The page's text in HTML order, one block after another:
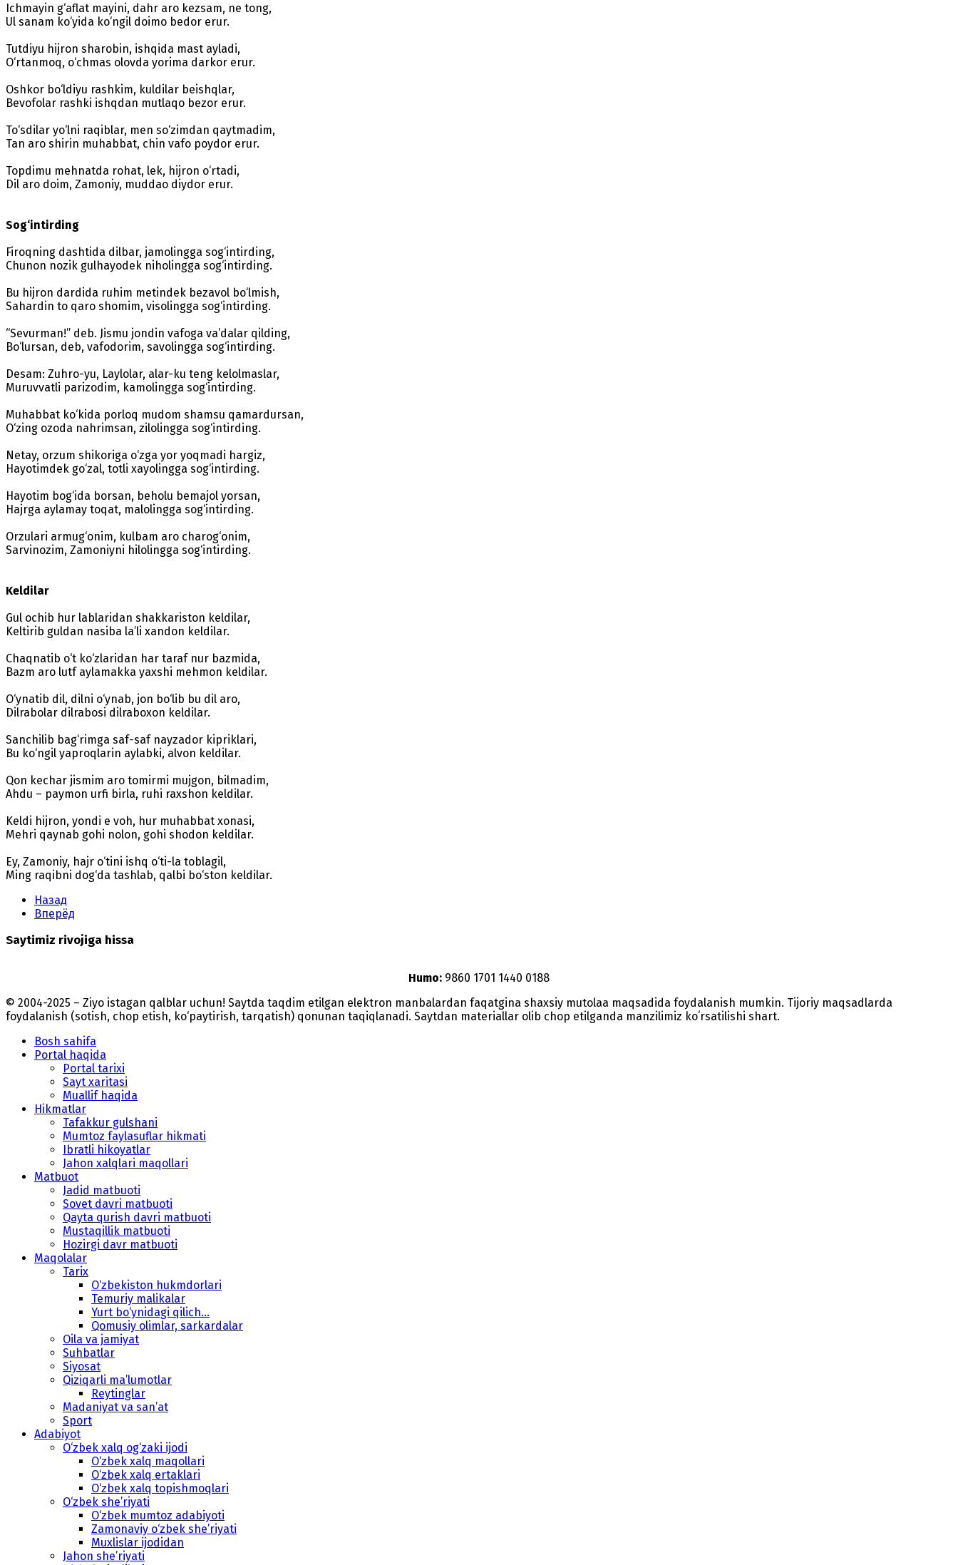
Ichmayin g‘aflat mayini, dahr aro kezsam, ne tong,
Ul sanam ko‘yida ko‘ngil doimo bedor erur.
Tutdiyu hijron sharobin, ishqida mast ayladi,
O‘rtanmoq, o‘chmas olovda yorima darkor erur.
Oshkor bo‘ldiyu rashkim, kuldilar beishqlar,
Bevofolar rashki ishqdan mutlaqo bezor erur.
To‘sdilar yo‘lni raqiblar, men so‘zimdan qaytmadim,
Tan aro shirin muhabbat, chin vafo poydor erur.
Topdimu mehnatda rohat, lek, hijron o‘rtadi,
Dil aro doim, Zamoniy, muddao diydor erur.
Sog‘intirding
Firoqning dashtida dilbar, jamolingga sog‘intirding,
Chunon nozik gulhayodek niholingga sog‘intirding.
Bu hijron dardida ruhim metindek bezavol bo‘lmish,
Sahardin to qaro shomim, visolingga sog‘intirding.
“Sevurman!” deb. Jismu jondin vafoga va’dalar qilding,
Bo‘lursan, deb, vafodorim, savolingga sog‘intirding.
Desam: Zuhro-yu, Laylolar, alar-ku teng kelolmaslar,
Muruvvatli parizodim, kamolingga sog‘intirding.
Muhabbat ko‘kida porloq mudom shamsu qamardursan,
O‘zing ozoda nahrimsan, zilolingga sog‘intirding.
Netay, orzum shikoriga o‘zga yor yoqmadi hargiz,
Hayotimdek go‘zal, totli xayolingga sog‘intirding.
Hayotim bog‘ida borsan, beholu bemajol yorsan,
Hajrga aylamay toqat, malolingga sog‘intirding.
Orzulari armug‘onim, kulbam aro charog‘onim,
Sarvinozim, Zamoniyni hilolingga sog‘intirding.
Keldilar
Gul ochib hur lablaridan shakkariston keldilar,
Keltirib guldan nasiba la’li xandon keldilar.
Chaqnatib o‘t ko‘zlaridan har taraf nur bazmida,
Bazm aro lutf aylamakka yaxshi mehmon keldilar.
O‘ynatib dil, dilni o‘ynab, jon bo‘lib bu dil aro,
Dilrabolar dilrabosi dilraboxon keldilar.
Sanchilib bag‘rimga saf-saf nayzador kipriklari,
Bu ko‘ngil yaproqlarin aylabki, alvon keldilar.
Qon kechar jismim aro tomirmi mujgon, bilmadim,
Ahdu – paymon urfi birla, ruhi raxshon keldilar.
Keldi hijron, yondi e voh, hur muhabbat xonasi,
Mehri qaynab gohi nolon, gohi shodon keldilar.
Ey, Zamoniy, hajr o‘tini ishq o‘ti-la toblagil,
Ming raqibni dog‘da tashlab, qalbi bo‘ston keldilar.
Назад
Вперёд
Saytimiz rivojiga hissa
Humo: 9860 1701 1440 0188
© 2004-2025 – Ziyo istagan qalblar uchun! Saytda taqdim etilgan elektron manbalardan faqatgina shaxsiy mutolaa maqsadida foydalanish mumkin. Tijoriy maqsadlarda
foydalanish (sotish, chop etish, ko‘paytirish, tarqatish) qonunan taqiqlanadi. Saytdan materiallar olib chop etilganda manzilimiz koʻrsatilishi shart.
Bosh sahifa
Portal haqida
Portal tarixi
Sayt xaritasi
Muallif haqida
Hikmatlar
Tafakkur gulshani
Mumtoz faylasuflar hikmati
Ibratli hikoyatlar
Jahon xalqlari maqollari
Matbuot
Jadid matbuoti
Sovet davri matbuoti
Qayta qurish davri matbuoti
Mustaqillik matbuoti
Hozirgi davr matbuoti
Maqolalar
Tarix
O‘zbekiston hukmdorlari
Temuriy malikalar
Yurt bo‘ynidagi qilich...
Qomusiy olimlar, sarkardalar
Oila va jamiyat
Suhbatlar
Siyosat
Qiziqarli ma’lumotlar
Reytinglar
Madaniyat va san’at
Sport
Adabiyot
O‘zbek xalq og‘zaki ijodi
O‘zbek xalq maqollari
O‘zbek xalq ertaklari
O‘zbek xalq topishmoqlari
O‘zbek she’riyati
O‘zbek mumtoz adabiyoti
Zamonaviy o‘zbek she’riyati
Muxlislar ijodidan
Jahon she’riyati